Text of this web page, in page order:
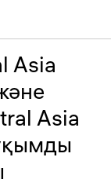
Asia
Asia